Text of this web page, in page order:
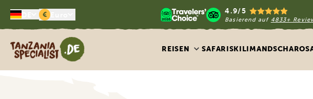
€ 4.9/5
Basierend auf 4833+
Tanzania Specialist
REISEN SAFARISKILIMANDSCHARO